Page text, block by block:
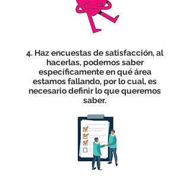
4. Haz encuestas de satisfacción, al
hacerlas, podemos saber
específicamente en qué área
estamos fallando, por lo cual, es
necesario definir lo que queremos
saber.